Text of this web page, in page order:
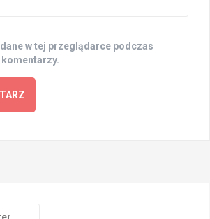
w tej przeglądarce podczas